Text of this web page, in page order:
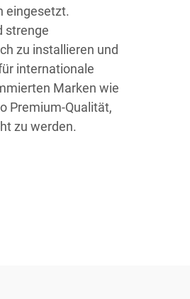
eingesetzt.
strenge
zu installieren und
internationale
Marken wie
Premium-Qualität,
zu werden.